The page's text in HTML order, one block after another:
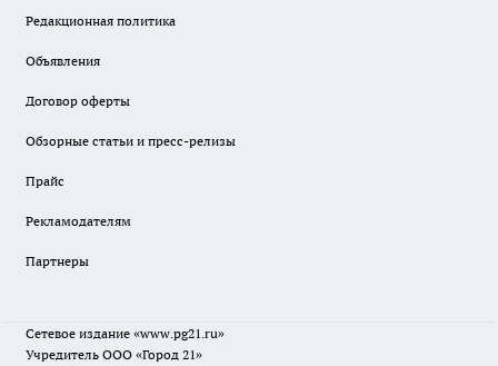
Редакционная политика
Объявления
Договор оферты
Обзорные статьи и пресс-релизы
Прайс
Рекламодателям
Партнеры
Сетевое издание «www.pg21.ru»
Учредитель ООО «Город 21»